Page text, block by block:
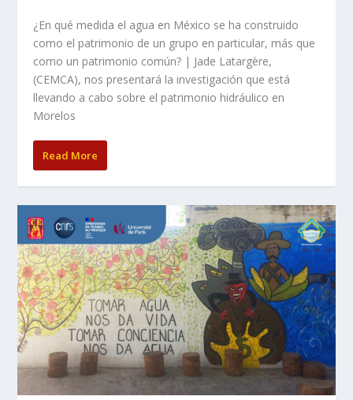
¿En qué medida el agua en México se ha construido
como el patrimonio de un grupo en particular, más que
como un patrimonio común? | Jade Latargère,
(CEMCA), nos presentará la investigación que está
llevando a cabo sobre el patrimonio hidráulico en
Morelos
Read More